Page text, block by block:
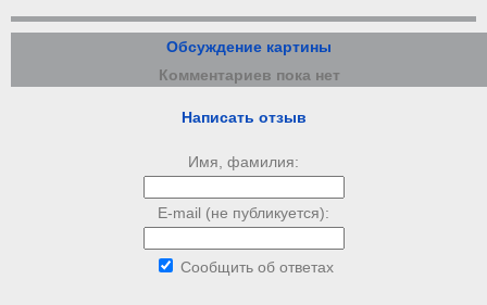
Обсуждение картины
Комментариев пока нет
Написать отзыв
Имя, фамилия:
E-mail (не публикуется):
Сообщить об ответах